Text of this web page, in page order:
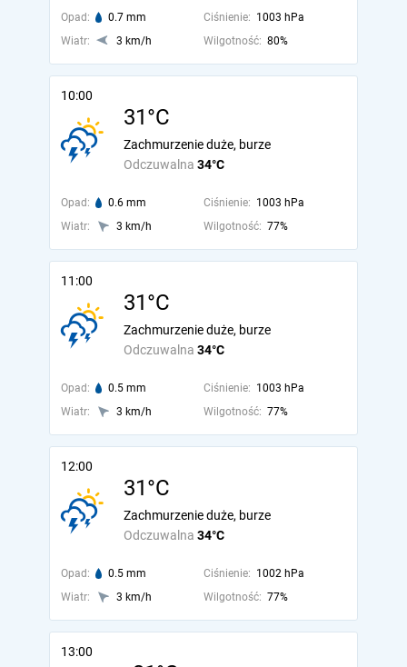
Opad: 0.7 mm Ciśnienie: 1003 hPa
Wiatr:
3 km/h Wilgotność: 80%
10:00
31°C
Odczuwalna 34°C
Zachmurzenie duże, burze
Opad: 0.6 mm Ciśnienie: 1003 hPa
Wiatr:
3 km/h Wilgotność: 77%
11:00
31°C
Odczuwalna 34°C
Zachmurzenie duże, burze
Opad: 0.5 mm Ciśnienie: 1003 hPa
Wiatr:
3 km/h Wilgotność: 77%
12:00
31°C
Odczuwalna 34°C
Zachmurzenie duże, burze
Opad: 0.5 mm Ciśnienie: 1002 hPa
Wiatr:
3 km/h Wilgotność: 77%
13:00